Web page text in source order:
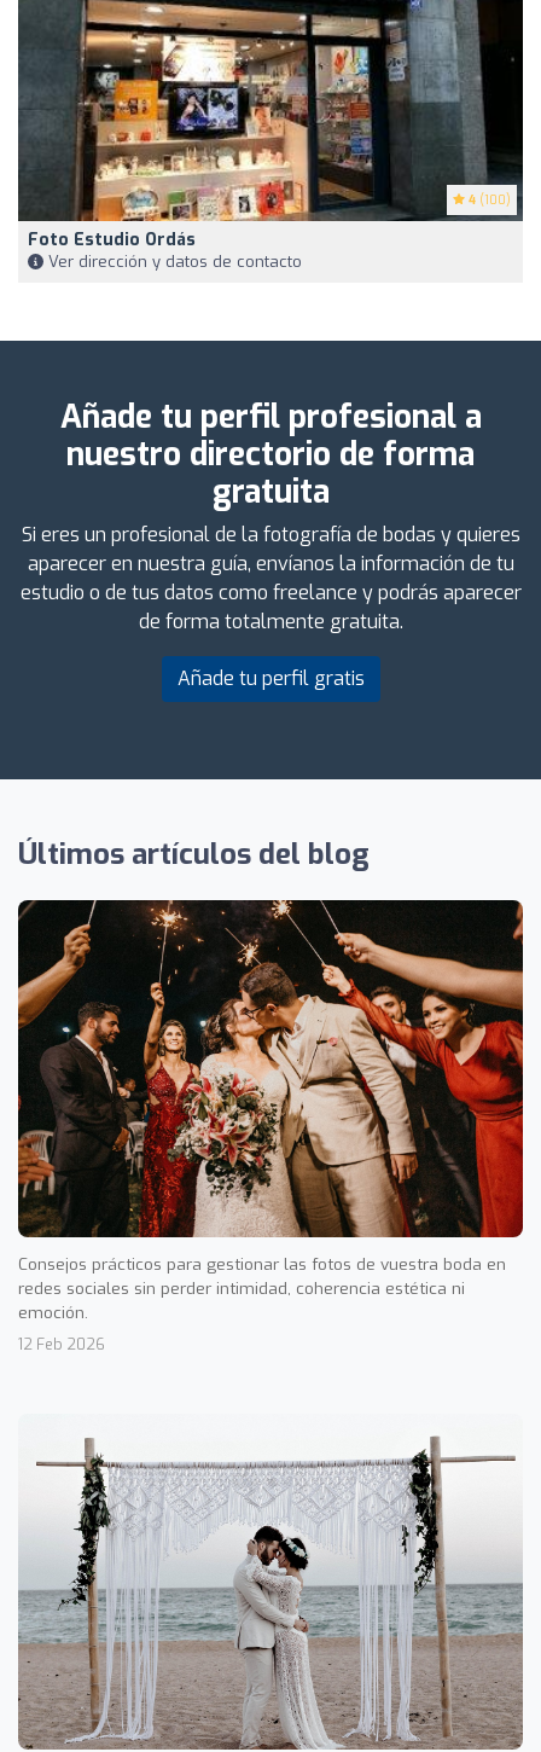
4 (100)
Foto Estudio Ordás
Ver dirección y datos de contacto
Añade tu perfil profesional a
nuestro directorio de forma
gratuita
Si eres un profesional de la fotografía de bodas y quieres
aparecer en nuestra guía, envíanos la información de tu
estudio o de tus datos como freelance y podrás aparecer
de forma totalmente gratuita.
Añade tu perfil gratis
Últimos artículos del blog
Consejos prácticos para gestionar las fotos de vuestra boda en
redes sociales sin perder intimidad, coherencia estética ni
emoción.
12 Feb 2026